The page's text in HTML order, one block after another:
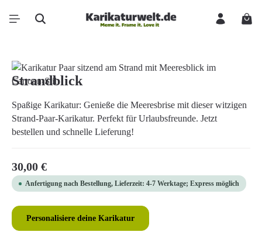
Zum Hauptinhalt springen
Bildergalerie überspringen
Strandblick
Spaßige Karikatur: Genieße die Meeresbrise mit dieser witzigen
Strand-Paar-Karikatur. Perfekt für Urlaubsfreunde. Jetzt
bestellen und schnelle Lieferung!
Regulärer Preis:
30,00 €
Anfertigung nach Bestellung, Lieferzeit: 4-7 Werktage; Express möglich
Personalisiere deine Karikatur